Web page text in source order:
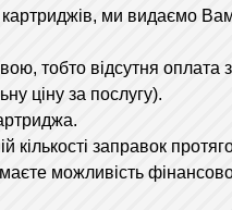
ми видаємо
тобто відсутня оплата
ціну за послугу).
заправок
можливість